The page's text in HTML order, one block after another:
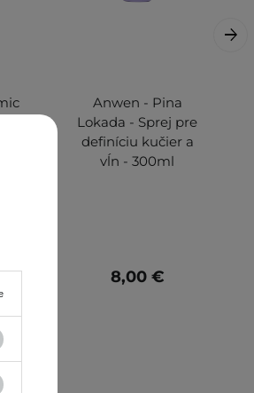
Anwen - Pina
Lokada - Sprej pre
definíciu kučier a
vĺn - 300ml
8,00 €